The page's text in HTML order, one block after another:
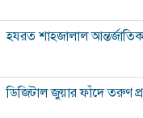
হযরত শাহজালাল
ডিজিটাল জুয়ার ফাঁদে তরুণ